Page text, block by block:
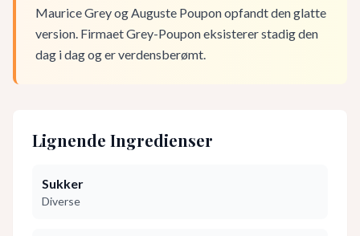
Maurice Grey og Auguste Poupon opfandt den glatte
version. Firmaet Grey-Poupon eksisterer stadig den
dag i dag og er verdensberømt.
Lignende Ingredienser
Sukker
Diverse